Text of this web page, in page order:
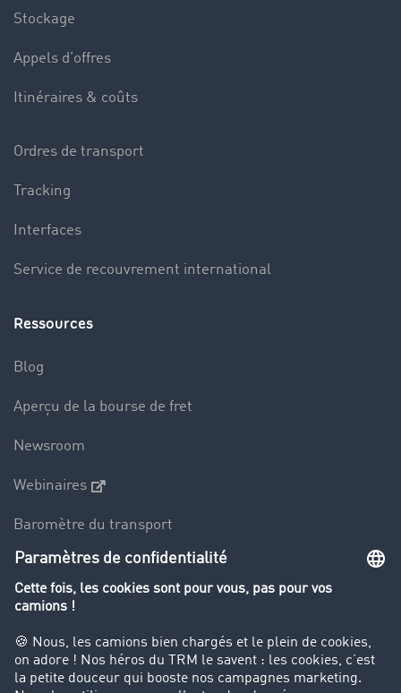
Stockage
Appels d’offres
Itinéraires & coûts
Ordres de transport
Tracking
Interfaces
Service de recouvrement international
Ressources
Blog
Aperçu de la bourse de fret
Newsroom
Webinaires
Baromètre du transport
Le dictionnaire du transport
Interdiction de circulation des poids lourds
Entreprise